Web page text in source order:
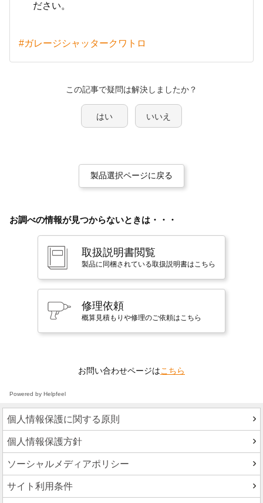
ださい。
#ガレージシャッタークワトロ
この記事で疑問は解決しましたか？
はい いいえ
製品選択ページに戻る
お調べの情報が見つからないときは・・・
取扱説明書閲覧
製品に同梱されている取扱説明書はこちら
修理依頼
概算見積もりや修理のご依頼はこちら
お問い合わせページはこちら
Powered by Helpfeel
個人情報保護に関する原則
個人情報保護方針
ソーシャルメディアポリシー
サイト利用条件